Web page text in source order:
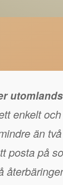
enkelt
än
posta på